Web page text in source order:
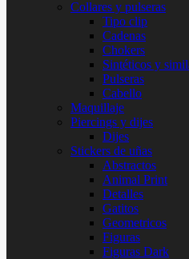
Collares y pulseras
Tipo clip
Cadenas
Chokers
Sintéticos y
Pulseras
Cabello
Maquillaje
Piercings y dijes
Dijes
Stickers de uñas
Abstractos
Animal Print
Detalles
Gatitos
Geometricos
Figuras
Figuras Dark